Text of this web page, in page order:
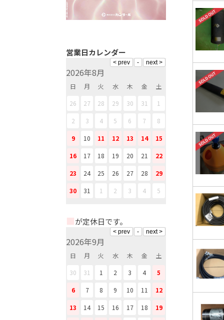
営業日カレンダー
2026年8月
日 月 火 水 木 金
土
26
27 28 29 30 31 1
2 3 4 5 6 7 8
9 10 11 12 13 14 15
16 17 18 19 20 21 22
23 24 25 26 27 28 29
30 31 1 2 3 4 5
■が定休日です。
2026年9月
日 月 火 水 木 金
土
30
31 1 2 3 4 5
6 7 8 9 10 11 12
13 14 15 16 17 18 19